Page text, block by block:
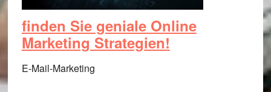
finden Sie geniale Online
Marketing Strategien!
E-Mail-Marketing